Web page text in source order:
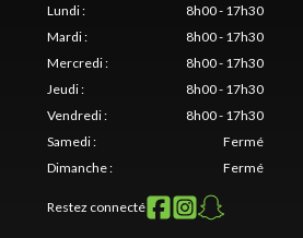
Lundi:
8h00 - 17h30
Mardi:
8h00 - 17h30
Mercredi:
8h00 - 17h30
Jeudi:
8h00 - 17h30
Vendredi:
8h00 - 17h30
Samedi:
Fermé
Dimanche: Fermé
Restez connecté